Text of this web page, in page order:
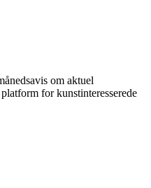
om aktuel
for kunstinteresserede